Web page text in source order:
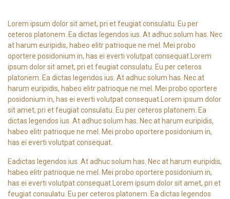
Lorem ipsum dolor sit amet, pri et feugiat consulatu. Eu per
ceteros platonem. Ea dictas legendos ius. At adhuc solum has. Nec
at harum euripidis, habeo elitr patrioque ne mel. Mei probo
oportere posidonium in, has ei everti volutpat consequat.Lorem
ipsum dolor sit amet, pri et feugiat consulatu. Eu per ceteros
platonem. Ea dictas legendos ius. At adhuc solum has. Nec at
harum euripidis, habeo elitr patrioque ne mel. Mei probo oportere
posidonium in, has ei everti volutpat consequat.Lorem ipsum dolor
sit amet, pri et feugiat consulatu. Eu per ceteros platonem. Ea
dictas legendos ius. At adhuc solum has. Nec at harum euripidis,
habeo elitr patrioque ne mel. Mei probo oportere posidonium in,
has ei everti volutpat consequat.
Eadictas legendos ius. At adhuc solum has. Nec at harum euripidis,
habeo elitr patrioque ne mel. Mei probo oportere posidonium in,
has ei everti volutpat consequat.Lorem ipsum dolor sit amet, pri et
feugiat consulatu. Eu per ceteros platonem. Ea dictas legendos